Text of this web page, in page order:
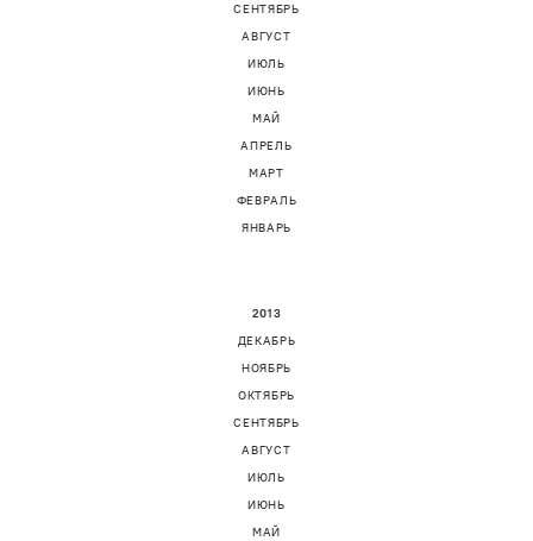
СЕНТЯБРЬ
АВГУСТ
ИЮЛЬ
ИЮНЬ
МАЙ
АПРЕЛЬ
МАРТ
ФЕВРАЛЬ
ЯНВАРЬ
2013
ДЕКАБРЬ
НОЯБРЬ
ОКТЯБРЬ
СЕНТЯБРЬ
АВГУСТ
ИЮЛЬ
ИЮНЬ
МАЙ